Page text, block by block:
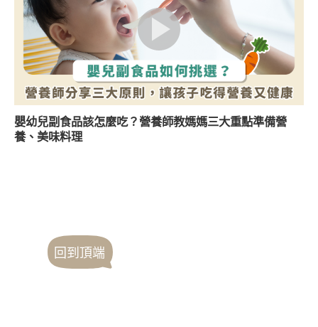
嬰幼兒副食品該怎麼吃？營養師教媽媽三大重點準備營
養、美味料理
回到頂端